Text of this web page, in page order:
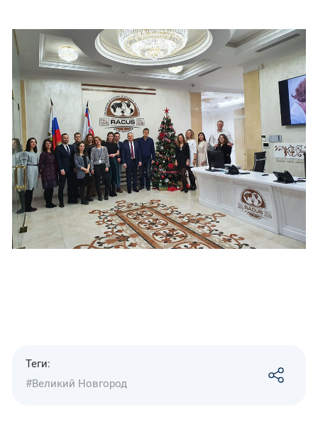
Теги:
#Великий Новгород